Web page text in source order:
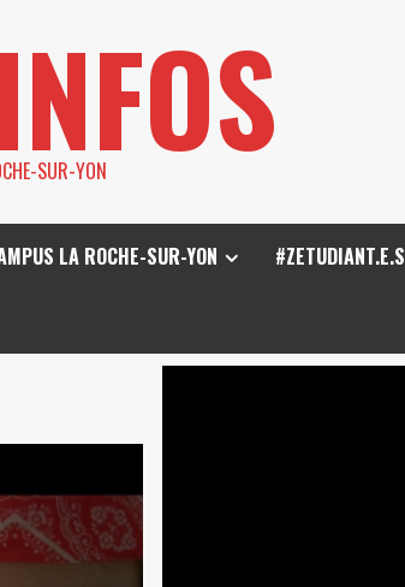
SUR-YON
LA ROCHE-SUR-YON #ZETUDIANT.E.S